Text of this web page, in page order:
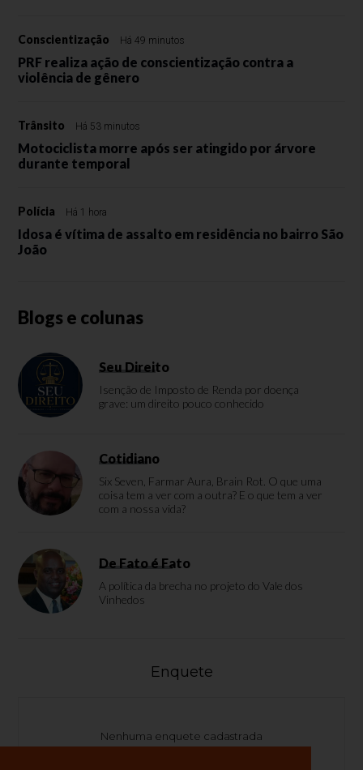
Conscientização Há 49 minutos
PRF realiza ação de conscientização contra a
violência de gênero
Trânsito Há 53 minutos
Motociclista morre após ser atingido por árvore
durante temporal
Polícia Há 1 hora
Idosa é vítima de assalto em residência no bairro São
João
Blogs e colunas
Seu Direito
Isenção de Imposto de Renda por doença
grave: um direito pouco conhecido
Cotidiano
Six Seven, Farmar Aura, Brain Rot. O que uma
coisa tem a ver com a outra? E o que tem a ver
com a nossa vida?
De Fato é Fato
A política da brecha no projeto do Vale dos
Vinhedos
Enquete
Nenhuma enquete cadastrada